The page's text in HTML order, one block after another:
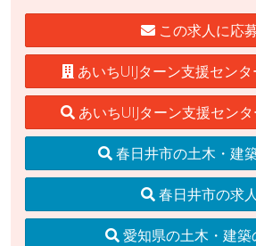
この求人に応
あいちUIJターン支援セン
あいちUIJターン支援セン
春日井市の土木・建
春日井市の求人
愛知県の土木・建築